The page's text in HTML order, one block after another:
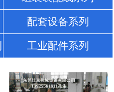
配套设备系列
工业配件系列